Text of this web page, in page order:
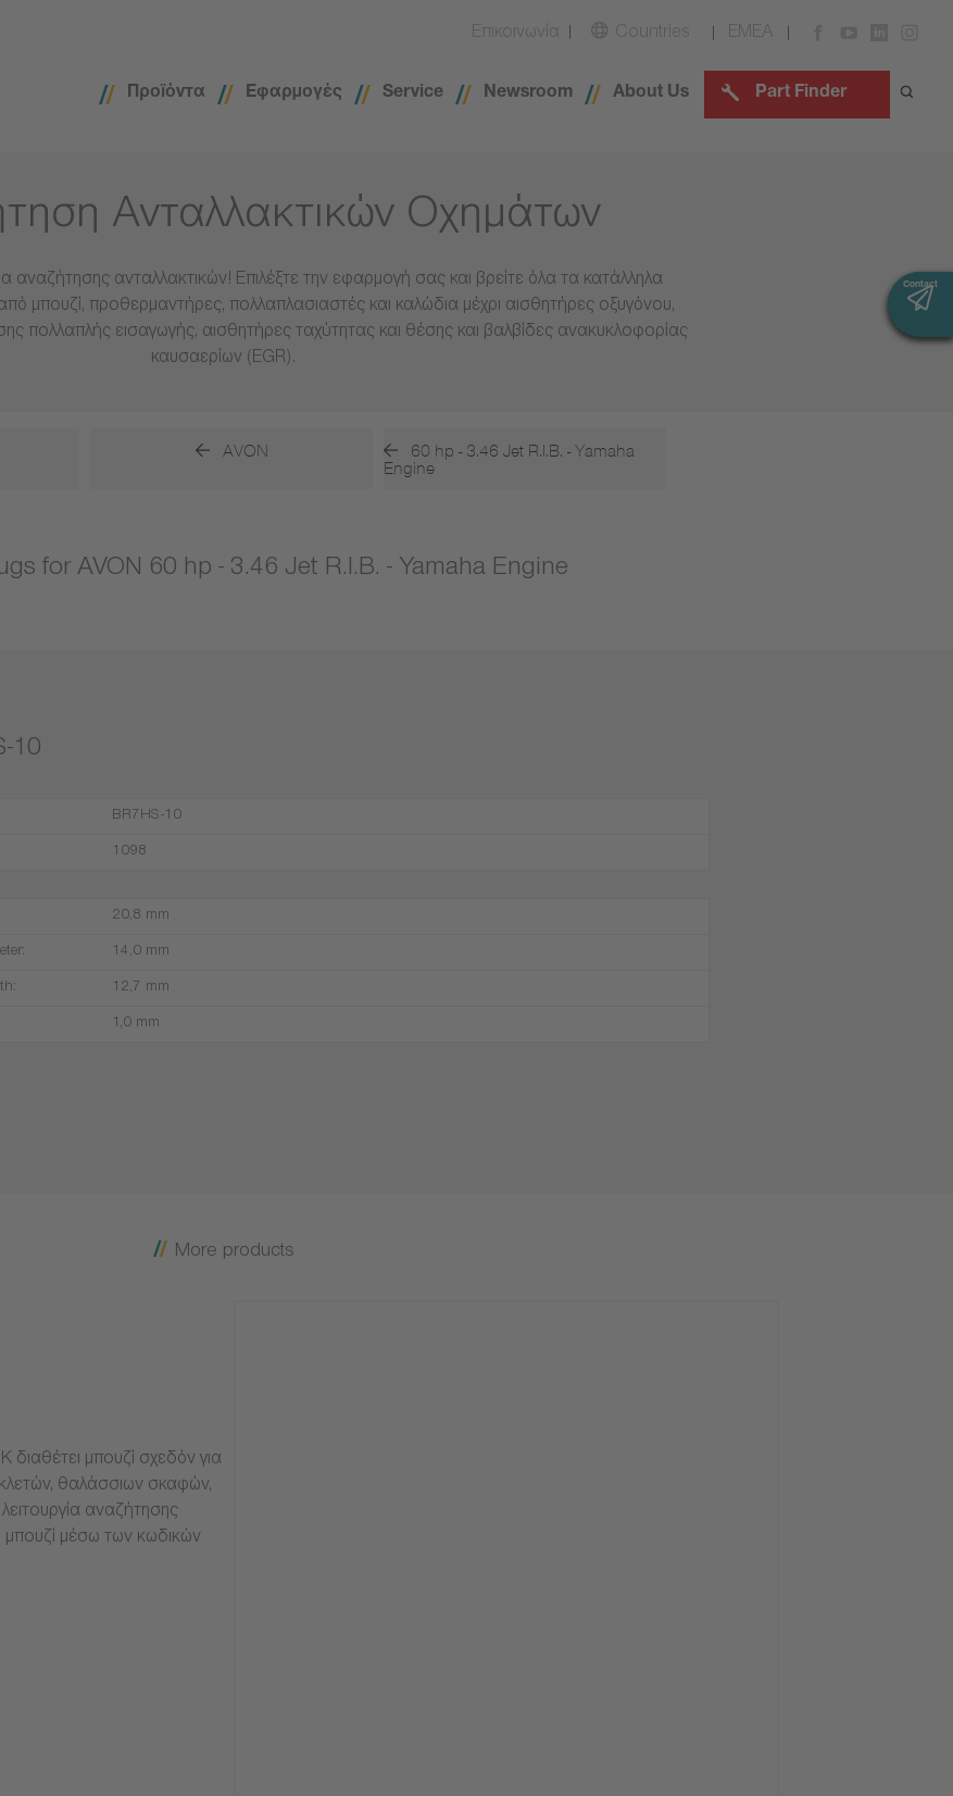
Επικοινωνία Countries EMEA
Προϊόντα Εφαρμογές Service Newsroom About Us Part Finder
Ανταλλακτικών Οχημάτων
αναζήτησης ανταλλακτικών! Επιλέξτε την εφαρμογή σας και βρείτε όλα τα κατάλληλα
μπουζί, προθερμαντήρες, πολλαπλασιαστές και καλώδια μέχρι αισθητήρες οξυγόνου,
πολλαπλής εισαγωγής, αισθητήρες ταχύτητας και θέσης και βαλβίδες ανακυκλοφορίας
καυσαερίων (EGR).
AVON
60 hp - 3.46 Jet R.I.B. - Yamaha
Engine
for AVON 60 hp - 3.46 Jet R.I.B. - Yamaha Engine
10
BR7HS-10
1098
20,8 mm
14,0 mm
12,7 mm
1,0 mm
More products
διαθέτει μπουζί σχεδόν για
θαλάσσιων σκαφών,
λειτουργία αναζήτησης
μέσω των κωδικών
Contact
Contact